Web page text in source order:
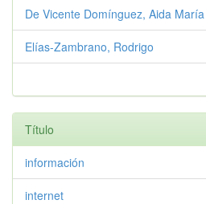
De Vicente Domínguez, Aida María
Elías-Zambrano, Rodrigo
Título
información
internet